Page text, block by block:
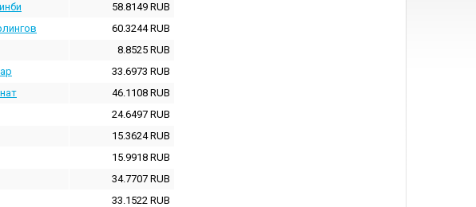
58.8149 RUB
60.3244RUB
8.8525 RUB
33.6973 RUB
46.1108 RUB
24.6497 RUB
15.3624RUB
15.9918 RUB
34.7707 RUB
33.1522 RUB